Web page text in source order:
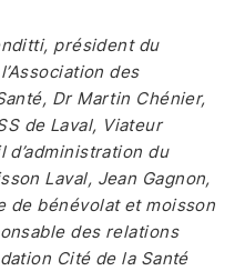
président du
des
Dr Martin Chénier,
de Laval, Viateur
du
Laval, Jean Gagnon,
de bénévolat et moisson
des relations
Cité de la Santé